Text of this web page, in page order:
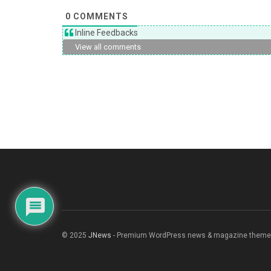
0 COMMENTS
Inline Feedbacks
View all comments
© 2025 JNews - Premium WordPress news & magazine